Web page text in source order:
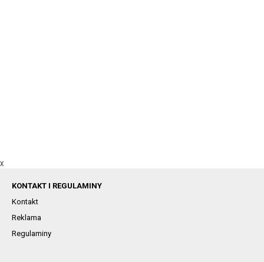
X
KONTAKT I REGULAMINY
Kontakt
Reklama
Regulaminy